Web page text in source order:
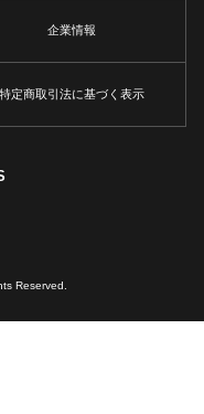
企業情報
特定商取引法に基づく表示
Reserved.